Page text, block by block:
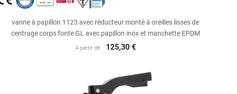
Aperçu rapide
vanne à papillon 1123 avec réducteur monté à oreilles lisses de
centrage corps fonte GL avec papillon inox et manchette EPDM
A partir de 125,30 €